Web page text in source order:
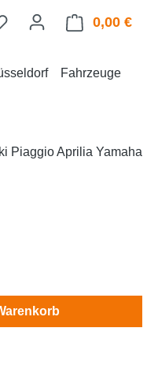
0,00 €
Fahrzeuge
Piaggio Aprilia Yamaha
Wert ein